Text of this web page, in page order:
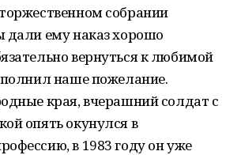
собрании
дали ему наказ хорошо
вернуться к любимой
наше пожелание.
края, вчерашний солдат с
опять окунулся в
в 1983 году он уже